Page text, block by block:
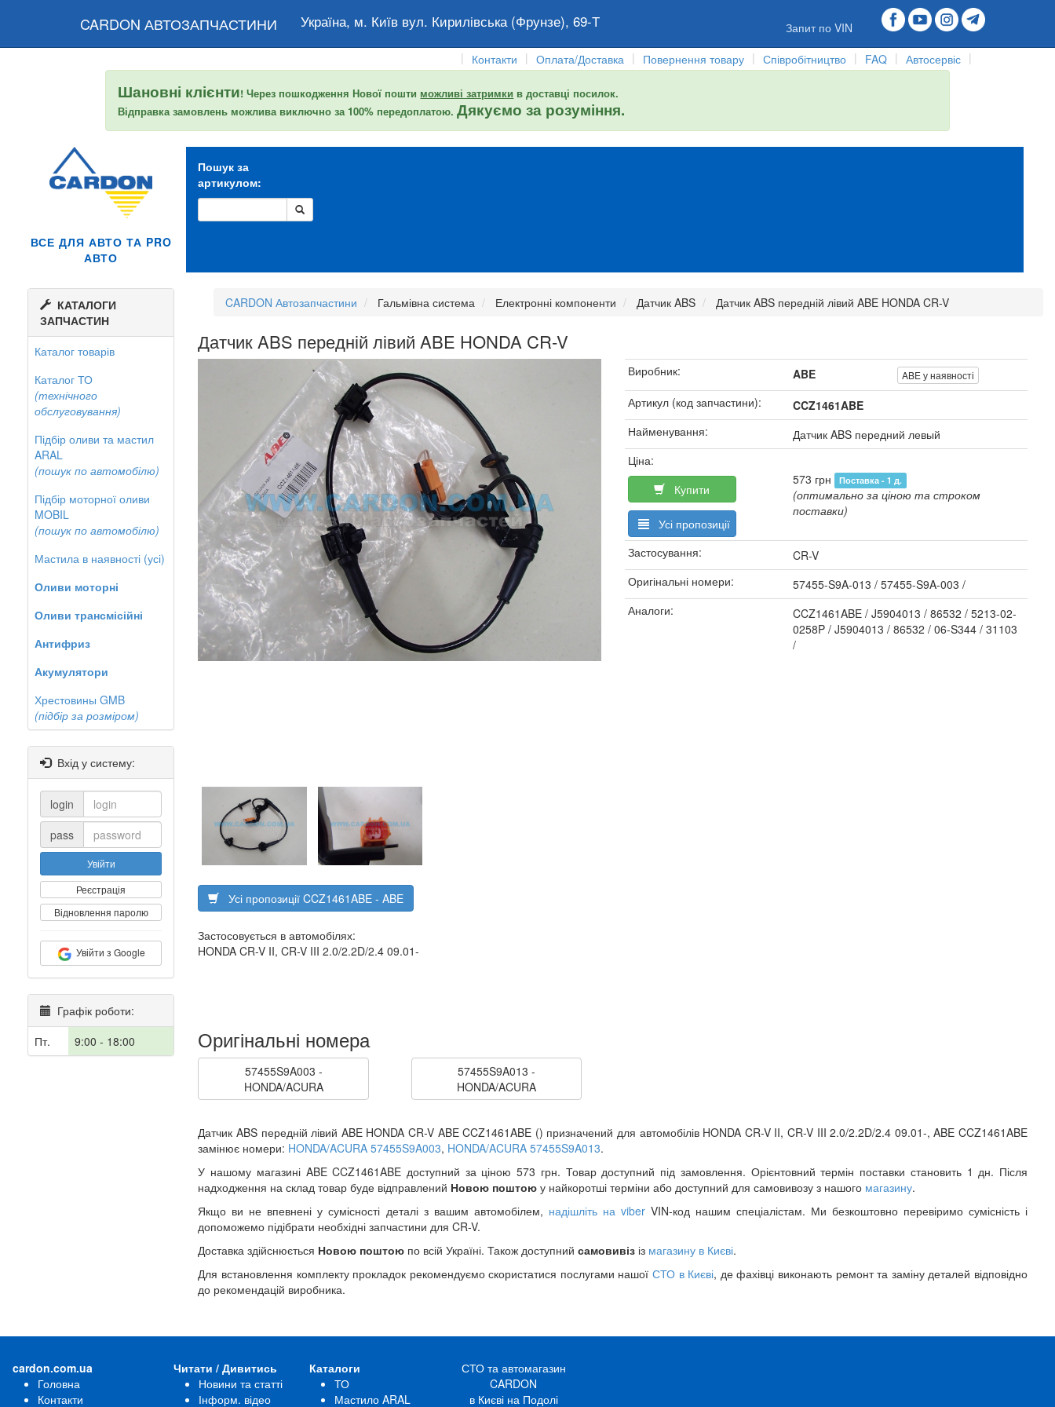
CARDON АВТОЗАПЧАСТИНИ Україна, м. Київ вул. Кирилівська (Фрунзе), 69-Т
Запит по VIN
|
Контакти | Оплата/Доставка | Повернення товару | Співробітництво | FAQ | Автосервіс |
Шановні клієнти! Через пошкодження Нової пошти можливі затримки в доставці посилок.
Відправка замовлень можлива виключно за 100% передоплатою.Дякуємо за розуміння.
ВСЕ ДЛЯ АВТО ТА PRO
АВТО
Пошук за
артикулом:
КАТАЛОГИ
ЗАПЧАСТИН
Каталог товарів
Каталог ТО
(технічного
обслуговування)
Підбір оливи та мастил
ARAL
(пошук по автомобілю)
Підбір моторної оливи
MOBIL
(пошук по автомобілю)
Мастила в наявності (усі)
Оливи моторні
Оливи трансмісійні
Антифриз
Акумулятори
Хрестовины GMB
(підбір за розміром)
Вхід у систему:
login
pass
Увійти
Реєстрація
Відновлення паролю
Увійти з Google
Графік роботи:
Пт.
9:00 - 18:00
CARDON Автозапчастини Гальмівна система Електронні компоненти Датчик ABS Датчик ABS передній лівий ABE HONDA CR-V
Датчик ABS передній лівий ABE HONDA CR-V
Усі пропозиції CCZ1461ABE - ABE
Застосовується в автомобілях:
HONDA CR-V II, CR-V III 2.0/2.2D/2.4 09.01-
Оригінальні номера
57455S9A003 -
HONDA/ACURA
57455S9A013 -
HONDA/ACURA
Виробник: ABE ABE у наявності
Артикул (код запчастини):
CCZ1461ABE
Найменування:
Датчик ABS передний левый
Ціна:
Купити
Усі пропозиції
573 грн Поставка - 1 д.
(оптимально за ціною та строком
поставки)
Застосування:
CR-V
Оригінальні номери:
57455-S9A-013 / 57455-S9A-003 /
Аналоги:
CCZ1461ABE / J5904013 / 86532 / 5213-02-
0258P / J5904013 / 86532 / 06-S344 / 31103
/
Датчик ABS передній лівий ABE HONDA CR-V ABE CCZ1461ABE () призначений для автомобілів HONDA CR-V II, CR-V III 2.0/2.2D/2.4 09.01-, ABE CCZ1461ABE
замінює номери: HONDA/ACURA 57455S9A003, HONDA/ACURA 57455S9A013.
У нашому магазині ABE CCZ1461ABE доступний за ціною 573 грн. Товар доступний під замовлення. Орієнтовний термін поставки становить 1 дн. Після
надходження на склад товар буде відправлений Новою поштою у найкоротші терміни або доступний для самовивозу з нашого магазину.
Якщо ви не впевнені у сумісності деталі з вашим автомобілем, надішліть на viberVIN-код нашим спеціалістам. Ми безкоштовно перевіримо сумісність і
допоможемо підібрати необхідні запчастини для CR-V.
Доставка здійснюється Новою поштою по всій Україні. Також доступнийсамовивіз із магазину в Києві.
Для встановлення комплекту прокладок рекомендуємо скористатися послугами нашоїСТО в Києві, де фахівці виконають ремонт та заміну деталей відповідно
до рекомендацій виробника.
cardon.com.ua
Головна
Контакти
Читати / Дивитись
Новини та статті
Інформ. відео
Каталоги
ТО
Мастило ARAL
СТО та автомагазин
CARDON
в Києві на Подолі